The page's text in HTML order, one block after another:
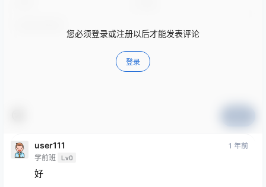
您必须登录或注册以后才能发表评论
登录
user111
学前班 Lv0
1 年前
好